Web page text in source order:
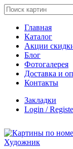
Search
for:
Главная
Каталог
Акции
Блог
Фотогалерея
Доставка и
Контакты
Закладки
Login /